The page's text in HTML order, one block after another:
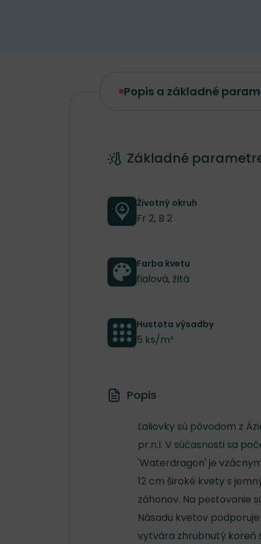
Popis a základné
Popis a základné parametre
Základné
Životný okruh
Fr 2, B 2
Farba kvetu
fialová, žltá
Hustota výsadby
5 ks/m²
Popis
Ľaliovky sú pôvodom z
pr.n.l. V súčasnosti sa
'Waterdragon' je
12 cm široké kvety s
záhonov. Na pestovanie
Násadu kvetov
vytvára zhrubnutý koreň